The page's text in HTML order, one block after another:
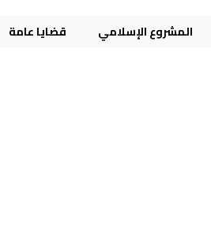
المشروع الإسلامي قضايا عامة